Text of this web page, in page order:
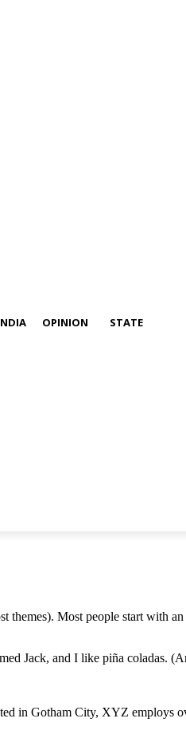
OPINION STATE
Most people start with
Jack, and I like piña coladas.
in Gotham City, XYZ employs